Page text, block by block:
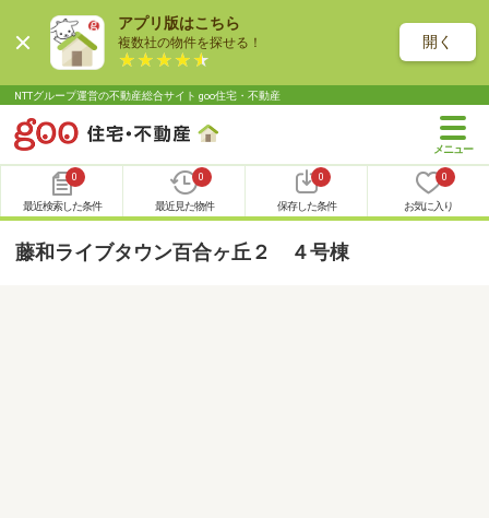
アプリ版はこちら
複数社の物件を探せる！ 開く
NTTグループ運営の不動産総合サイト goo住宅・不動産
0
最近検索した条件
0
最近見た物件
0
保存した条件
0
お気に入り
藤和ライブタウン百合ヶ丘２ ４号棟